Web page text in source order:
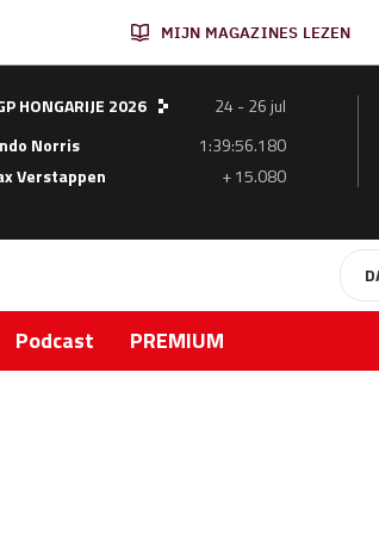
MIJN MAGAZINES LEZEN
HONGARIJE 2026
24 - 26 jul
Norris
1:39:56.180
Verstappen
+ 15.080
Podcast PREMIUM